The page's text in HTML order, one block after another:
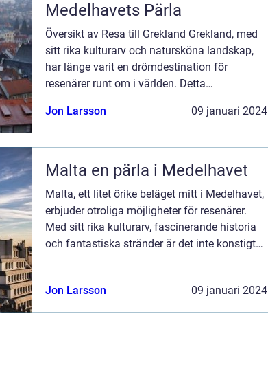
Medelhavets Pärla
Översikt av Resa till Grekland Grekland, med
sitt rika kulturarv och natursköna landskap,
har länge varit en drömdestination för
resenärer runt om i världen. Detta
historia, sol och stränder, autentisk mat och...
Jon Larsson 09 januari 2024
Malta en pärla i Medelhavet
Malta, ett litet örike beläget mitt i Medelhavet,
erbjuder otroliga möjligheter för resenärer.
Med sitt rika kulturarv, fascinerande historia
och fantastiska stränder är det inte konstigt
Jon Larsson
09 januari 2024